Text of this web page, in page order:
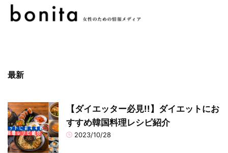
最新
【ダイエッター必見!!】ダイエットにお
すすめ韓国料理レシピ紹介
2023/10/28